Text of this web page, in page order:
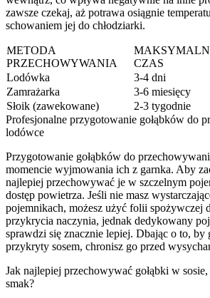
zawsze czekaj, aż potrawa osiągnie
schowaniem jej do chłodziarki.
METODA
PRZECHOWYWANIA
CZAS
Lodówka
3-4 dni
Zamrażarka
3-6 miesięcy
Słoik (zawekowane)
2-3 tygodnie
Profesjonalne przygotowanie gołąbków do
lodówce
Przygotowanie gołąbków do
momencie wyjmowania ich z garnka. Aby
najlepiej przechowywać je w szczelnym
dostęp powietrza. Jeśli nie masz
pojemnikach, możesz użyć folii spożywczej
przykrycia naczynia, jednak dedykowany
sprawdzi się znacznie lepiej. Dbając o to, by
przykryty sosem, chronisz go przed
Jak najlepiej przechowywać gołąbki w
smak?